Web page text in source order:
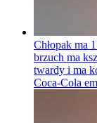
Chłopak ma
brzuch ma
twardy i ma
Coca-Cola